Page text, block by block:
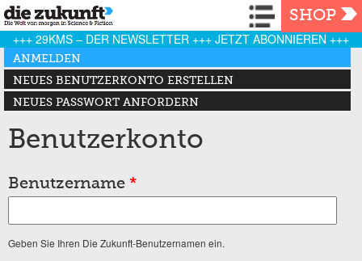
Navigation
SHOP
+++ 29KMS – DER NEWSLETTER +++ JETZT ABONNIEREN +++
Haupt-Reiter
ANMELDEN
(AKTIVER REITER)
NEUES BENUTZERKONTO ERSTELLEN
NEUES PASSWORT ANFORDERN
Benutzerkonto
Benutzername *
Geben Sie Ihren Die Zukunft-Benutzernamen ein.